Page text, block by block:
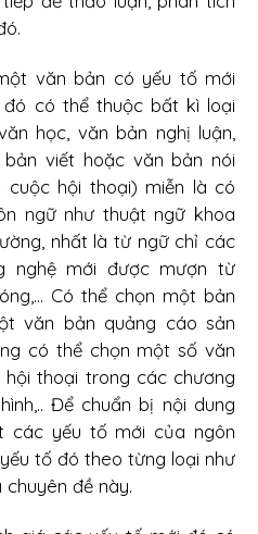
văn bản có yếu tố mới
có thể thuộc bất kì loại
học, văn bản nghị luận,
viết hoặc văn bản nói
hội thoại) miễn là có
ngữ như thuật ngữ khoa
nhất là từ ngữ chỉ các
nghệ mới được mượn từ
Có thể chọn một bản
văn bản quảng cáo sản
có thể chọn một số văn
thoại trong các chương
Để chuẩn bị nội dung
các yếu tố mới của ngôn
tố đó theo từng loại như
đề này.